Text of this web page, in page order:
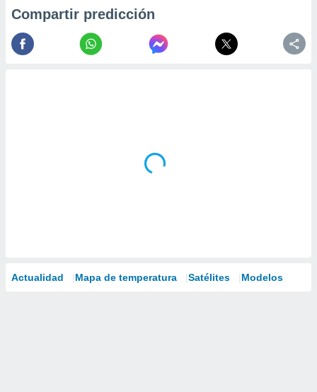
Compartir predicción
Actualidad Mapa de temperatura Satélites Modelos